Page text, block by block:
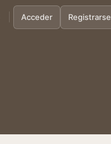
Acceder Registrarse